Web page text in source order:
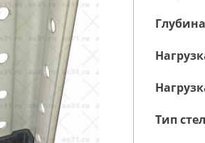
Тип